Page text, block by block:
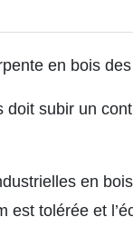
en bois
subir un
en
tolérée et